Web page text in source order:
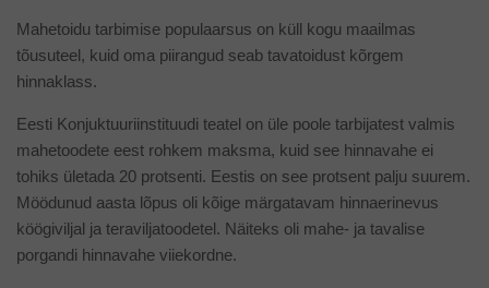
Mahetoidu tarbimise populaarsus on küll kogu maailmas
tõusuteel, kuid oma piirangud seab tavatoidust kõrgem
hinnaklass.
Eesti Konjuktuuriinstituudi teatel on üle poole tarbijatest valmis
mahetoodete eest rohkem maksma, kuid see hinnavahe ei
tohiks ületada 20 protsenti. Eestis on see protsent palju suurem.
Möödunud aasta lõpus oli kõige märgatavam hinnaerinevus
köögiviljal ja teraviljatoodetel. Näiteks oli mahe- ja tavalise
porgandi hinnavahe viiekordne.